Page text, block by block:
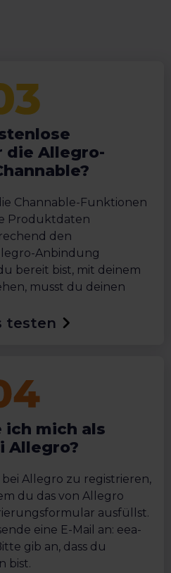
die Allegro-
Channable-Funktionen
Produktdaten
den
Anbindung
bereit bist, mit deinem
musst du deinen
testen
mich als
Allegro?
Allegro zu registrieren,
du das von Allegro
ausfüllst.
eine E-Mail an: eea-
gib an, dass du
bist.